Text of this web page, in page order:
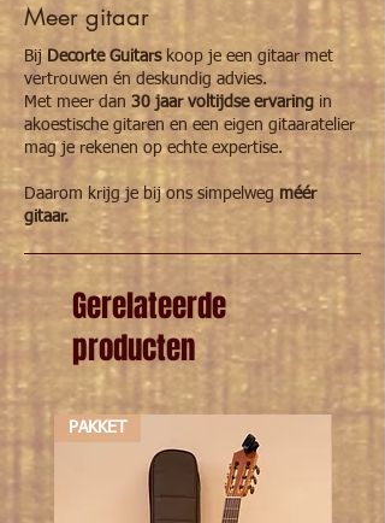
Meer gitaar
Bij Decorte Guitarskoop je een gitaar met
vertrouwen én deskundig advies.
Met meer dan 30 jaar voltijdse ervaring in
akoestische gitaren en een eigen gitaaratelier
mag je rekenen op echte expertise.
Daarom krijg je bij ons simpelweg méér
gitaar.
Gerelateerde
producten
PAKKET